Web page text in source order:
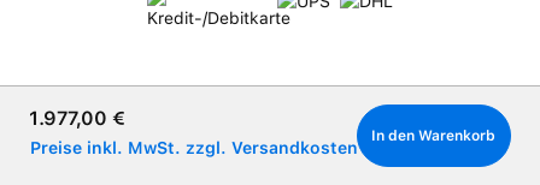
Verkaufspreis:
1.977,00 €
Preise inkl. MwSt. zzgl. Versandkosten
In den Warenkorb